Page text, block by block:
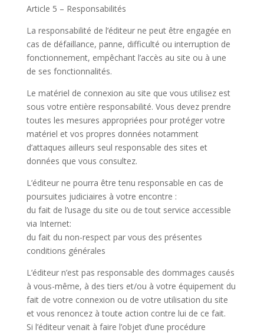
Article 5 – Responsabilités
La responsabilité de l’éditeur ne peut être engagée en
cas de défaillance, panne, difficulté ou interruption de
fonctionnement, empêchant l’accès au site ou à une
de ses fonctionnalités.
Le matériel de connexion au site que vous utilisez est
sous votre entière responsabilité. Vous devez prendre
toutes les mesures appropriées pour protéger votre
matériel et vos propres données notamment
d’attaques ailleurs seul responsable des sites et
données que vous consultez.
L’éditeur ne pourra être tenu responsable en cas de
poursuites judiciaires à votre encontre :
du fait de l’usage du site ou de tout service accessible
via Internet:
du fait du non-respect par vous des présentes
conditions générales
L’éditeur n’est pas responsable des dommages causés
à vous-même, à des tiers et/ou à votre équipement du
fait de votre connexion ou de votre utilisation du site
et vous renoncez à toute action contre lui de ce fait.
Si l’éditeur venait à faire l’objet d’une procédure